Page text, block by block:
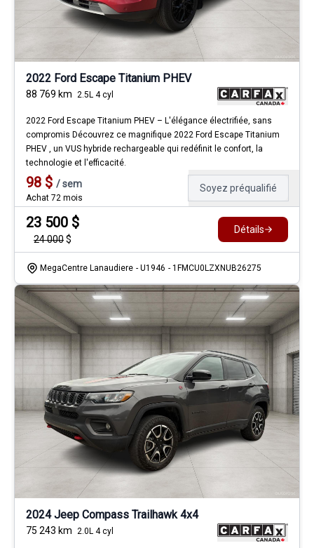
2022 Ford Escape Titanium PHEV
88 769 km 2.5L 4 cyl
2022 Ford Escape Titanium PHEV – L'élégance électrifiée, sans
compromis Découvrez ce magnifique 2022 Ford Escape Titanium
PHEV , un VUS hybride rechargeable qui redéfinit le confort, la
technologie et l'efficacité.
98 $ /sem
Achat 72 mois
Soyez préqualifié
23 500 $
24 000$
Détails
MegaCentre Lanaudiere - U1946 - 1FMCU0LZXNUB26275
2024 Jeep Compass Trailhawk 4x4
75 243 km 2.0L 4 cyl